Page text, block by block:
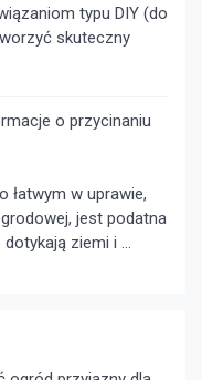
typu DIY (do
skuteczny
o przycinaniu
łatwym w uprawie,
jest podatna
dotykają ziemi i …